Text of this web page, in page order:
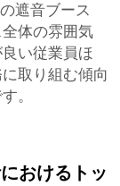
遮音ブース
体の雰囲気
い従業員ほ
取り組む傾向
。
おけるトッ